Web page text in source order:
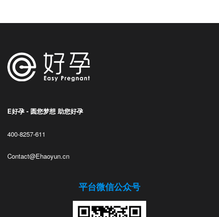
E好孕 - 圆您梦想 助您好孕
400-8257-611
Contact@Ehaoyun.cn
平台微信公众号